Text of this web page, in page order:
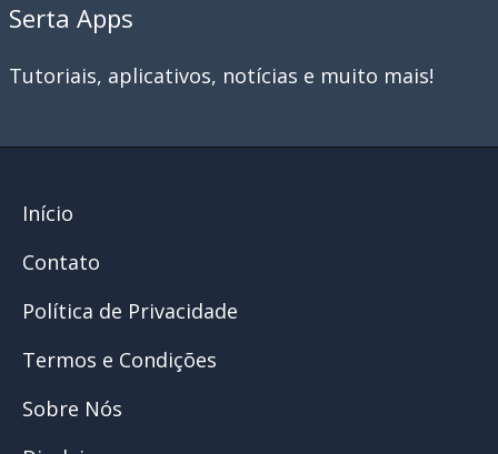
Serta Apps
Tutoriais, aplicativos, notícias e muito mais!
Início
Contato
Política de Privacidade
Termos e Condições
Sobre Nós